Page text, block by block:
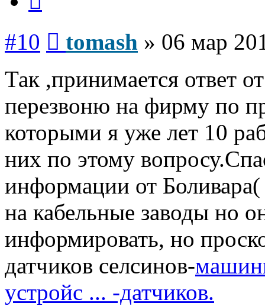
#10 tomash » 06 мар
Так ,принимается ответ
перезвоню на фирму по
которыми я уже лет 10
них по этому
информации от
на кабельные заводы но
информировать, но
датчиков селсинов-
устройс ... -датчиков.